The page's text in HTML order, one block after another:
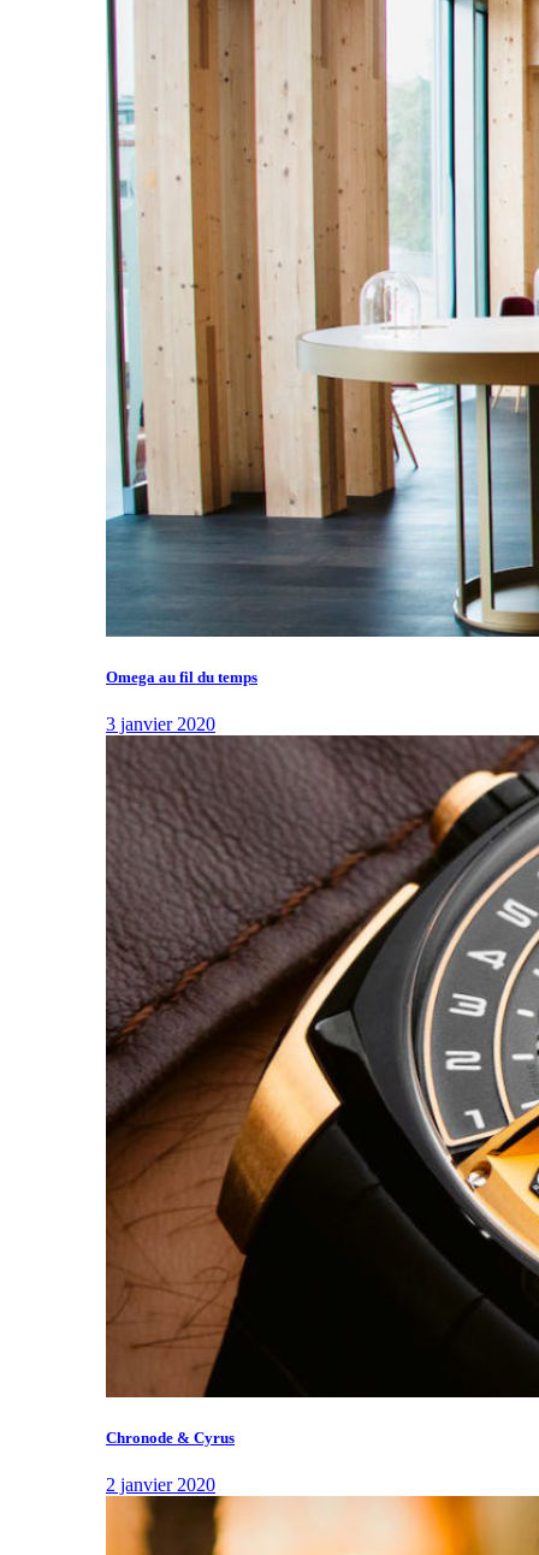
Omega au fil du temps
3 janvier 2020
Chronode & Cyrus
2 janvier 2020